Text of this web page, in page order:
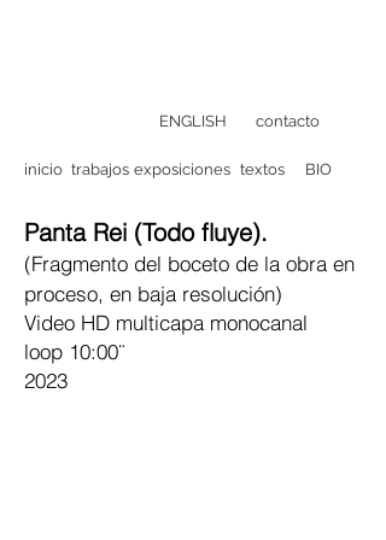
ENGLISH contacto
inicio trabajos exposiciones textos BIO
Panta Rei (Todo fluye).
(Fragmento del boceto de la obra en
proceso, en baja resolución)
Video HD multicapa monocanal
loop 10:00¨
2023